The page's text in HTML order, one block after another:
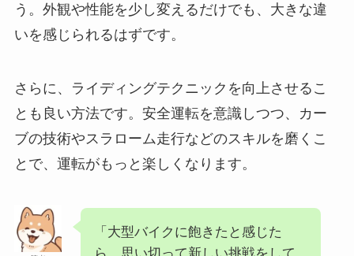
う。外観や性能を少し変えるだけでも、大きな違
いを感じられるはずです。
さらに、ライディングテクニックを向上させるこ
とも良い方法です。安全運転を意識しつつ、カー
ブの技術やスラローム走行などのスキルを磨くこ
とで、運転がもっと楽しくなります。
「大型バイクに飽きたと感じた
ら、思い切って新しい挑戦をして